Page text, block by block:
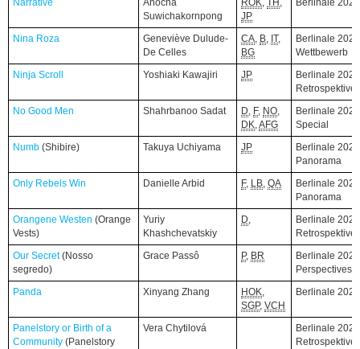
Narrative
Anocha
Suwichakornpong
ROK, TH ,
JP
Berlinale
Nina Roza
Geneviève Dulude-
De Celles
CA, B, IT,
BG
Berlinale
Wettbewerb
Ninja Scroll
Yoshiaki Kawajiri JP
Berlinale
Retrospektive
No Good Men
Shahrbanoo Sadat D, F, NO,
DK,AFG
Berlinale
Special
Numb (Shibire) Takuya Uchiyama JP
Berlinale
Panorama
Only Rebels Win
Danielle Arbid F, LB, QA
Berlinale
Panorama
Orangene Westen (Orange
Vests)
Yuriy
Khashchevatskiy
D,
Berlinale
Retrospektive
Our Secret (Nosso
segredo)
Grace Passô P, BR
Berlinale
Perspectives
Panda
Xinyang Zhang HOK,
SGP, VCH
Berlinale
Panelstory or Birth of a
Community (Panelstory
Vera Chytilová
Berlinale
Retrospektive
Narrative
Nina Roza
Ninja Scroll
No Good Men
Numb (Shibire)
Only Rebels Win
Orangene Westen (Orange
Vests)
Our Secret (Nosso
segredo)
Panda
Panelstory or Birth of a
Community (Panelstory